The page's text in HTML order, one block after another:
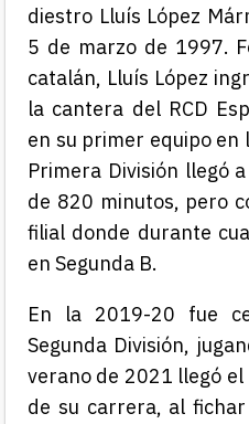
diestro Lluís López
5 de marzo de 1997.
catalán, Lluís López
la cantera del RCD
en su primer equipo
Primera División llegó
de 820 minutos, pero
filial donde durante
en Segunda B.
En la 2019-20 fue
Segunda División,
verano de 2021 llegó
de su carrera, al